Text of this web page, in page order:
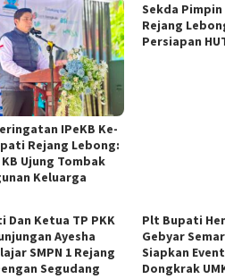
IPeKB Ke-
Rejang Lebong:
Ujung Tombak
Keluarga
Sekda
Rejang
Persiapan
Dan Ketua TP PKK
Ayesha
SMPN 1 Rejang
Segudang
Plt Bupati
Gebyar
Siapkan
Dongkrak